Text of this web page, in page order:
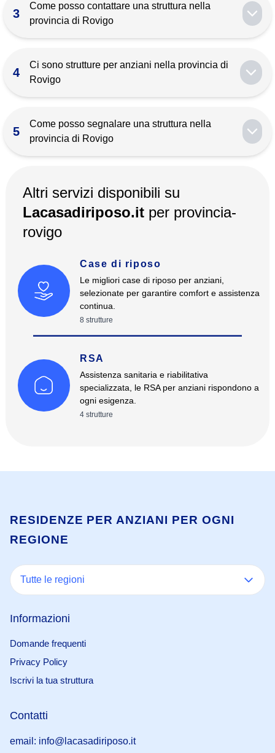
3
Come posso contattare una struttura nella
provincia di Rovigo
4
Ci sono strutture per anziani nella provincia di
Rovigo
5
Come posso segnalare una struttura nella
provincia di Rovigo
Altri servizi disponibili su
Lacasadiriposo.it per provincia-
rovigo
Case di riposo
Le migliori case di riposo per anziani,
selezionate per garantire comfort e assistenza
continua.
8 strutture
RSA
Assistenza sanitaria e riabilitativa
specializzata, le RSA per anziani rispondono a
ogni esigenza.
4 strutture
RESIDENZE PER ANZIANI PER OGNI
REGIONE
Tutte le regioni
Informazioni
Domande frequenti
Privacy Policy
Iscrivi la tua struttura
Contatti
email: info@lacasadiriposo.it